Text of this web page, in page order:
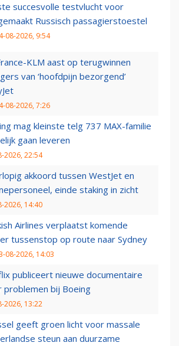
succesvolle testvlucht voor
Russisch passagierstoestel
08-2026, 9:54
KLM aast op terugwinnen
van ‘hoofdpijn bezorgend’
08-2026, 7:26
mag kleinste telg 737 MAX-familie
gaan leveren
2026, 22:54
akkoord tussen WestJet en
einde staking in zicht
2026, 14:40
Airlines verplaatst komende
tussenstop op route naar Sydney
08-2026, 14:03
publiceert nieuwe documentaire
problemen bij Boeing
2026, 13:22
geeft groen licht voor massale
steun aan duurzame